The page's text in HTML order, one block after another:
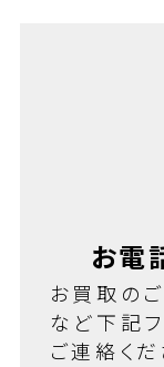
お電
お買取の
など下記
ご連絡くだ